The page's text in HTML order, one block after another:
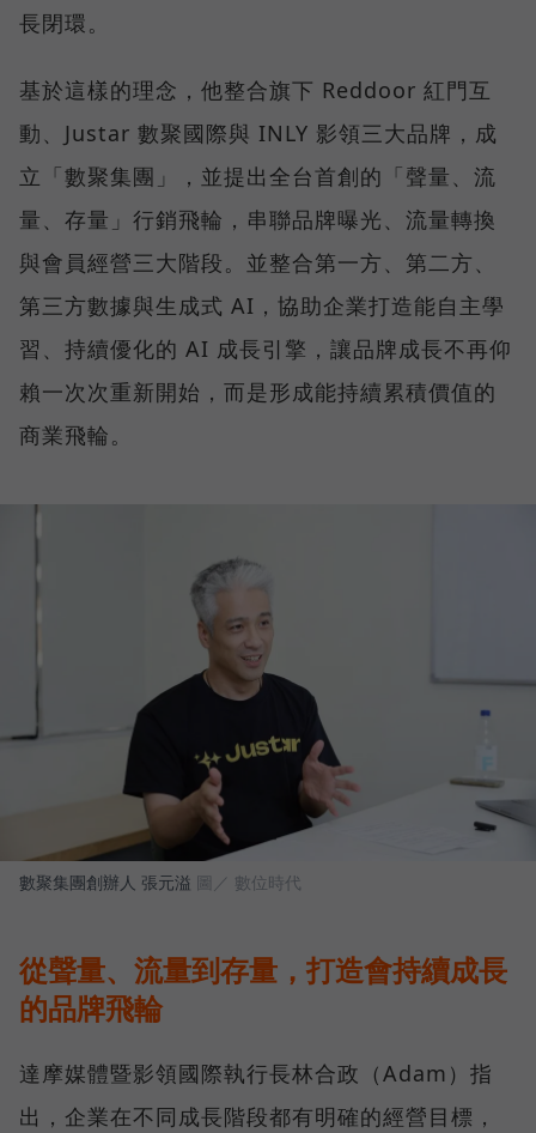
長閉環。
基於這樣的理念，他整合旗下 Reddoor 紅門互
動、Justar 數聚國際與 INLY 影領三大品牌，成
立「數聚集團」，並提出全台首創的「聲量、流
量、存量」行銷飛輪，串聯品牌曝光、流量轉換
與會員經營三大階段。並整合第一方、第二方、
第三方數據與生成式 AI，協助企業打造能自主學
習、持續優化的 AI 成長引擎，讓品牌成長不再仰
賴一次次重新開始，而是形成能持續累積價值的
商業飛輪。
數聚集團創辦人 張元溢 圖／ 數位時代
從聲量、流量到存量，打造會持續成長
的品牌飛輪
達摩媒體暨影領國際執行長林合政（Adam）指
出，企業在不同成長階段都有明確的經營目標，